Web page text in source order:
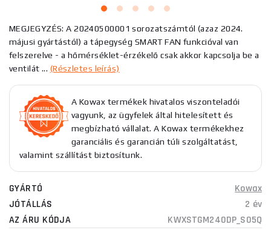
MEGJEGYZÉS: A 20240500001 sorozatszámtól (azaz 2024.
májusi gyártástól) a tápegység SMART FAN funkcióval van
felszerelve - a hőmérséklet-érzékelő csak akkor kapcsolja be a
ventilát ... (Részletes leírás)
A Kowax termékek hivatalos viszonteladói
vagyunk, az ügyfelek által hitelesített és
megbízható vállalat. A Kowax termékekhez
garanciális és garancián túli szolgáltatást,
valamint szállítást biztosítunk.
GYÁRTÓ
Kowax
JÓTÁLLÁS
2 év
AZ ÁRU KÓDJA
KWXSTGM240DP_S05Q